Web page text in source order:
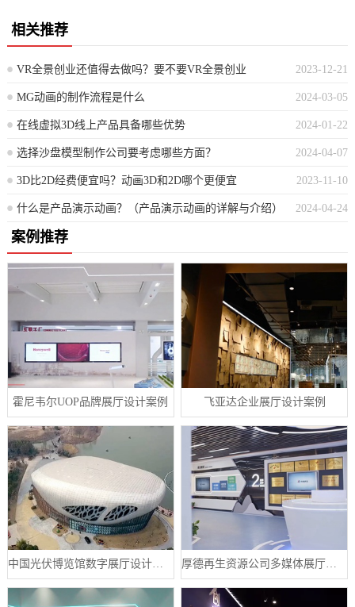
相关推荐
2023-12-21
VR全景创业还值得去做吗？要不要VR全景创业
2024-03-05
MG动画的制作流程是什么
2024-01-22
在线虚拟3D线上产品具备哪些优势
2024-04-07
选择沙盘模型制作公司要考虑哪些方面？
2023-11-10
3D比2D经费便宜吗？动画3D和2D哪个更便宜
2024-04-24
什么是产品演示动画？（产品演示动画的详解与介绍）
案例推荐
霍尼韦尔UOP品牌展厅设计案例 飞亚达企业展厅设计案例
中国光伏博览馆数字展厅设计案例 厚德再生资源公司多媒体展厅设计案例